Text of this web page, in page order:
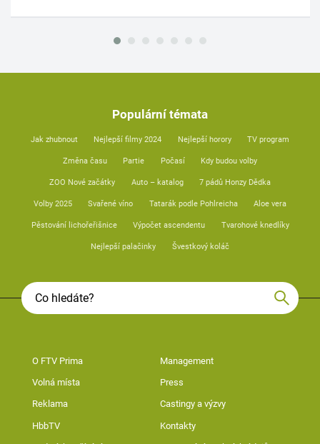
Populární témata
Jak zhubnout Nejlepší filmy 2024 Nejlepší horory TV program
Změna času Partie Počasí Kdy budou volby
ZOO Nové začátky Auto – katalog 7 pádů Honzy Dědka
Volby 2025 Svařené víno Tatarák podle Pohlreicha Aloe vera
Pěstování lichořeřišnice Výpočet ascendentu Tvarohové knedlíky
Nejlepší palačinky Švestkový koláč
O FTV Prima Management
Volná místa Press
Reklama Castingy a výzvy
HbbTV Kontakty